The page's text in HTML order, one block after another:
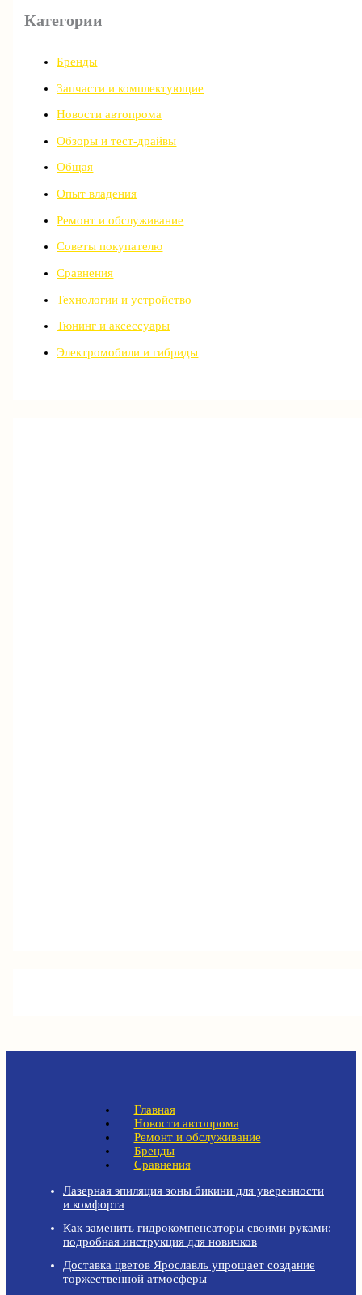
Категории
Бренды
Запчасти и комплектующие
Новости автопрома
Обзоры и тест-драйвы
Общая
Опыт владения
Ремонт и обслуживание
Советы покупателю
Сравнения
Технологии и устройство
Тюнинг и аксессуары
Электромобили и гибриды
Главная
Новости автопрома
Ремонт и обслуживание
Бренды
Сравнения
Лазерная эпиляция зоны бикини для уверенности
и комфорта
Как заменить гидрокомпенсаторы своими руками:
подробная инструкция для новичков
Доставка цветов Ярославль упрощает создание
торжественной атмосферы